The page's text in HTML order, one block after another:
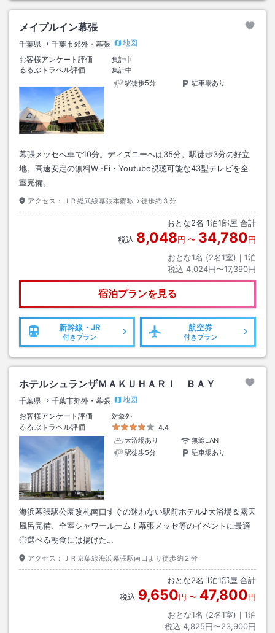
メイプルイン幕張
千葉県 千葉市郊外・幕張
地図
お客様アンケート評価
集計中
るるぶトラベル評価
集計中
駅徒歩5分
駐車場あり
幕張メッセへ車で10分。ディズニーへは35分。駅徒歩3分の好立
地。高速安定の無料Wi-Fi・Youtube視聴可能な43型テレビを全
室完備。
アクセス： ＪＲ総武線幕張本郷駅→徒歩約３分
おとな2名 1泊1部屋 合計
税込 8,048円 〜 34,780円
おとな1名 (2名1室)｜ 1泊
税込 4,024円〜17,390円
宿泊プランを見る
新幹線・JR
付きプラン
航空券
付きプラン
ホテルシュランザＭＡＫＵＨＡＲＩ ＢＡＹ
千葉県 千葉市郊外・幕張
地図
お客様アンケート評価
対象外
るるぶトラベル評価
4.4
大浴場あり
無線LAN
駅徒歩5分
駐車場あり
海浜幕張駅公園改札南口すぐの迷わない駅前ホテル♪大浴場＆露天
風呂完備、全室シャワールーム！幕張メッセ等のイベントに最適
◎選べる朝食には揚げた…
アクセス： ＪＲ京葉線海浜幕張駅南口より徒歩約２分
おとな2名 1泊1部屋 合計
税込 9,650円 〜 47,800円
おとな1名 (2名1室)｜ 1泊
税込 4,825円〜23,900円